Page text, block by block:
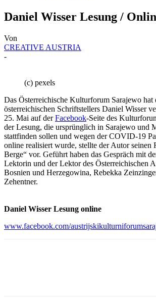
Daniel Wisser Lesung /
Von
CREATIVE AUSTRIA
-
(c) pexels
Das Österreichische Kulturforum Sarajewo hat
österreichischen Schriftstellers Daniel Wisser
25. Mai auf derFacebook-Seite des
der Lesung, die ursprünglich in Sarajewo und
stattfinden sollen und wegen der COVID-19
online realisiert wurde, stellte der Autor seinen
Berge“ vor. Geführt haben das Gespräch mit
Lektorin und der Lektor des Österreichischen
Bosnien und Herzegowina, Rebekka
Zehentner.
Daniel Wisser Lesung online
www.facebook.com/